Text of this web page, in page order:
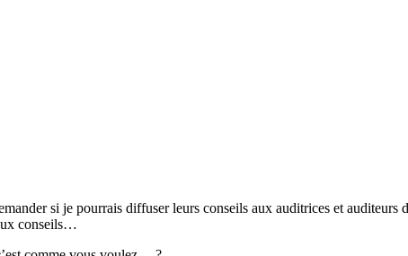
si je pourrais diffuser leurs conseils aux auditrices et auditeurs
conseils…